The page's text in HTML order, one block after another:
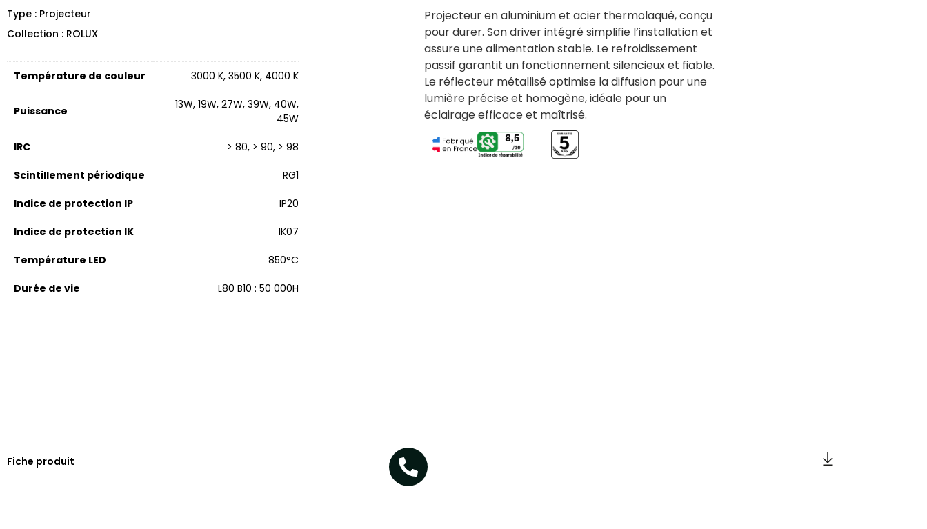
Type : Projecteur
Collection : ROLUX
Température de couleur 3000 K, 3500 K, 4000 K
Puissance
13W, 19W, 27W, 39W, 40W,
45W
IRC > 80, > 90, > 98
Scintillement périodique RG1
Indice de protection IP IP20
Indice de protection IK IK07
Température LED 850°C
Durée de vie L80 B10 : 50 000H
Projecteur en aluminium et acier thermolaqué, conçu
pour durer. Son driver intégré simplifie l’installation et
assure une alimentation stable. Le refroidissement
passif garantit un fonctionnement silencieux et fiable.
Le réflecteur métallisé optimise la diffusion pour une
lumière précise et homogène, idéale pour un
éclairage efficace et maîtrisé.
Fiche produit